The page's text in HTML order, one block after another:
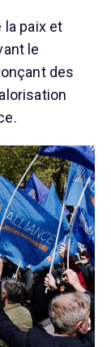
paix et
le
des